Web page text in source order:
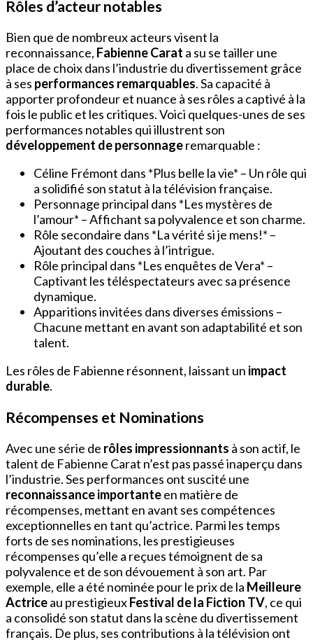
Rôles d’acteur notables
Bien que de nombreux acteurs visent la
reconnaissance, Fabienne Carat a su se tailler une
place de choix dans l’industrie du divertissement grâce
à ses performances remarquables. Sa capacité à
apporter profondeur et nuance à ses rôles a captivé à la
fois le public et les critiques. Voici quelques-unes de ses
performances notables qui illustrent son
développement de personnageremarquable :
Céline Frémont dans *Plus belle la vie* – Un rôle qui
a solidifié son statut à la télévision française.
Personnage principal dans *Les mystères de
l’amour* – Affichant sa polyvalence et son charme.
Rôle secondaire dans *La vérité si je mens!* –
Ajoutant des couches à l’intrigue.
Rôle principal dans *Les enquêtes de Vera* –
Captivant les téléspectateurs avec sa présence
dynamique.
Apparitions invitées dans diverses émissions –
Chacune mettant en avant son adaptabilité et son
talent.
Les rôles de Fabienne résonnent, laissant un impact
durable.
Récompenses et Nominations
Avec une série de rôles impressionnants à son actif, le
talent de Fabienne Carat n’est pas passé inaperçu dans
l’industrie. Ses performances ont suscité une
reconnaissance importanteen matière de
récompenses, mettant en avant ses compétences
exceptionnelles en tant qu’actrice. Parmi les temps
forts de ses nominations, les prestigieuses
récompenses qu’elle a reçues témoignent de sa
polyvalence et de son dévouement à son art. Par
exemple, elle a été nominée pour le prix de la Meilleure
Actriceau prestigieuxFestival de la Fiction TV, ce qui
a consolidé son statut dans la scène du divertissement
français. De plus, ses contributions à la télévision ont